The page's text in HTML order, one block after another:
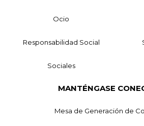
Ocio
Responsabilidad Social
Sociales
MANTÉNGASE
Mesa de Generación de